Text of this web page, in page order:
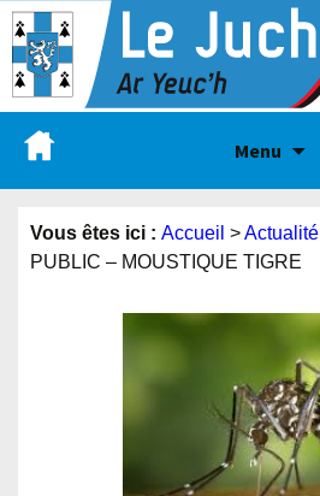
Menu
Vous êtes ici : Accueil >Actualité
PUBLIC – MOUSTIQUE TIGRE